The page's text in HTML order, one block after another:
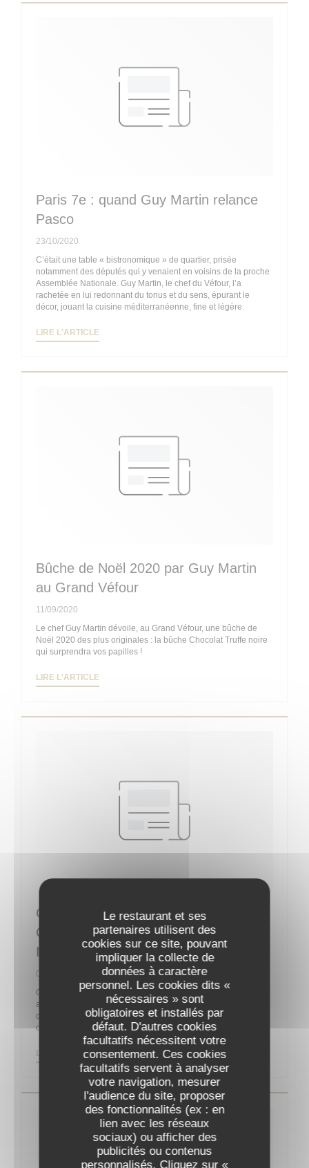
Le restaurant et ses
partenaires utilisent des
cookies sur ce site, pouvant
impliquer la collecte de
données à caractère
personnel. Les cookies dits «
nécessaires » sont
obligatoires et installés par
défaut. D'autres cookies
facultatifs nécessitent votre
consentement. Ces cookies
facultatifs servent à analyser
votre navigation, mesurer
l'audience du site, proposer
des fonctionnalités (ex : en
lien avec les réseaux
sociaux) ou afficher des
publicités ou contenus
personnalisés. Cliquez sur «
Paris 7e : quand Guy Martin relance
Pasco
23/10/2020
C’était une table « bistronomique » de quartier, prisée
notamment des députés qui y venaient en voisins de la proche
Assemblée Nationale. Guy Martin, le chef du Véfour, l’a
rachetée en lui redonnant du tonus et du sens, épurant le
décor, jouant la cuisine méditerranéenne, fine et légère.
LIRE L'ARTICLE
Bûche de Noël 2020 par Guy Martin
au Grand Véfour
11/09/2020
Le chef Guy Martin dévoile, au Grand Véfour, une bûche de
Noël 2020 des plus originales : la bûche Chocolat Truffe noire
qui surprendra vos papilles !
LIRE L'ARTICLE
Guy Martin : “La Reprise Sera
Compliquée Sans La Clientèle
Internationale”
06/05/2020
On ne présente plus le chef Guy Martin, un des célèbres
acteurs de la gastronomie française, propriétaire et chef
d’orchestre du Grand Véfour depuis 2011 après y être entré
comme directeur en 1991 pour la famille Jean Taittinger.
LIRE L'ARTICLE((OUVRE UNE NOUVELLE FENÊTRE))